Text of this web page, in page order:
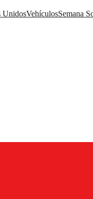
UnidosVehículosSemana